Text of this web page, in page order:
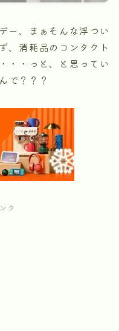
ー、まぁそんな浮つい
、消耗品のコンタクト
・・っと、と思ってい
で？？？
ク